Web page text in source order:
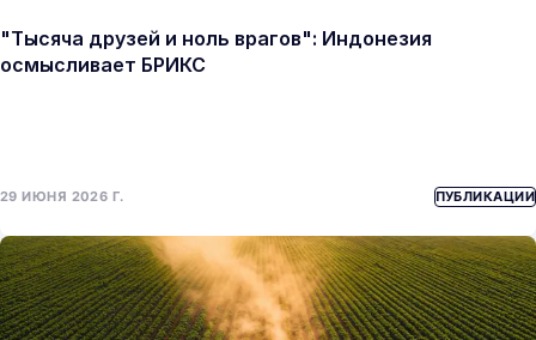
"Тысяча друзей и ноль врагов": Индонезия
осмысливает БРИКС
29 ИЮНЯ 2026 Г. ПУБЛИКАЦИИ